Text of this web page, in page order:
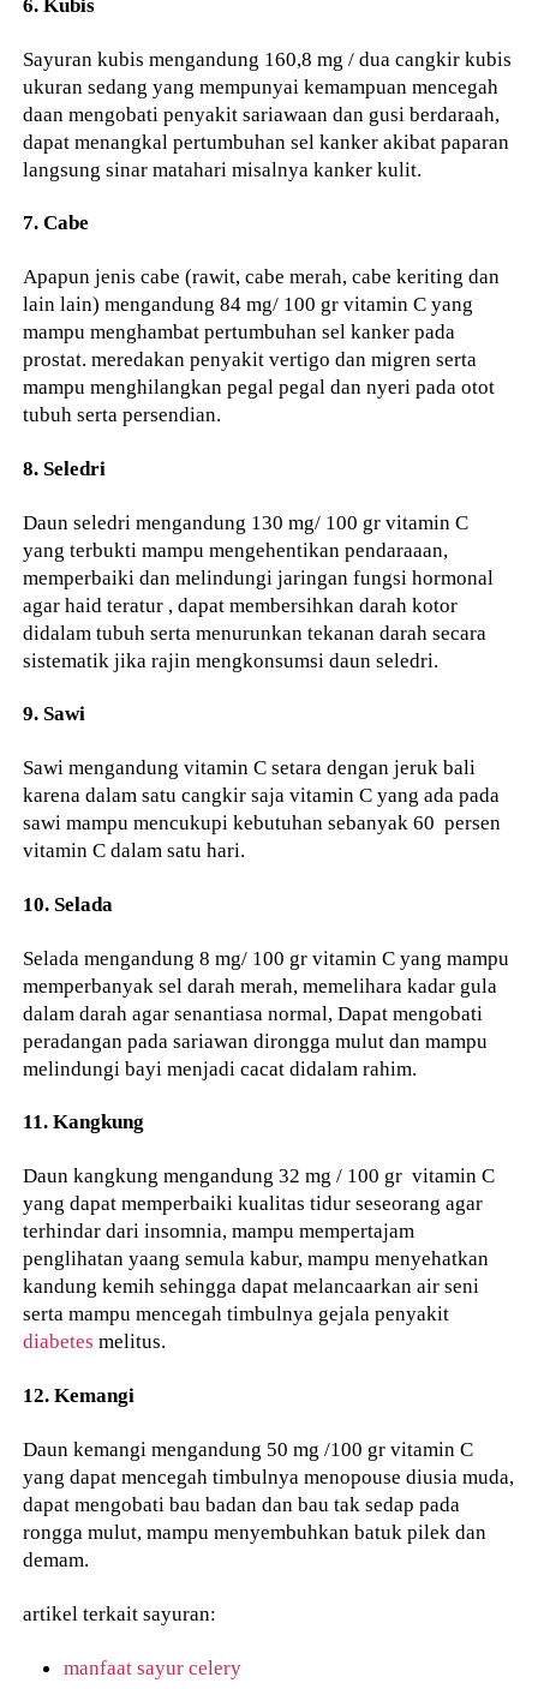
Sayuran kubis mengandung 160,8 mg / dua cangkir kubis
ukuran sedang yang mempunyai kemampuan mencegah
daan mengobati penyakit sariawaan dan gusi berdaraah,
dapat menangkal pertumbuhan sel kanker akibat paparan
langsung sinar matahari misalnya kanker kulit.
7. Cabe
Apapun jenis cabe (rawit, cabe merah, cabe keriting dan
lain lain) mengandung 84 mg/ 100 gr vitamin C yang
mampu menghambat pertumbuhan sel kanker pada
prostat. meredakan penyakit vertigo dan migren serta
mampu menghilangkan pegal pegal dan nyeri pada otot
tubuh serta persendian.
8. Seledri
Daun seledri mengandung 130 mg/ 100 gr vitamin C
yang terbukti mampu mengehentikan pendaraaan,
memperbaiki dan melindungi jaringan fungsi hormonal
agar haid teratur , dapat membersihkan darah kotor
didalam tubuh serta menurunkan tekanan darah secara
sistematik jika rajin mengkonsumsi daun seledri.
9. Sawi
Sawi mengandung vitamin C setara dengan jeruk bali
karena dalam satu cangkir saja vitamin C yang ada pada
sawi mampu mencukupi kebutuhan sebanyak 60 persen
vitamin C dalam satu hari.
10. Selada
Selada mengandung 8 mg/ 100 gr vitamin C yang mampu
memperbanyak sel darah merah, memelihara kadar gula
dalam darah agar senantiasa normal, Dapat mengobati
peradangan pada sariawan dirongga mulut dan mampu
melindungi bayi menjadi cacat didalam rahim.
11. Kangkung
Daun kangkung mengandung 32 mg / 100 gr vitamin C
yang dapat memperbaiki kualitas tidur seseorang agar
terhindar dari insomnia, mampu mempertajam
penglihatan yaang semula kabur, mampu menyehatkan
kandung kemih sehingga dapat melancaarkan air seni
serta mampu mencegah timbulnya gejala penyakit
diabetes melitus.
12. Kemangi
Daun kemangi mengandung 50 mg /100 gr vitamin C
yang dapat mencegah timbulnya menopouse diusia muda,
dapat mengobati bau badan dan bau tak sedap pada
rongga mulut, mampu menyembuhkan batuk pilek dan
demam.
artikel terkait sayuran:
manfaat sayur celery